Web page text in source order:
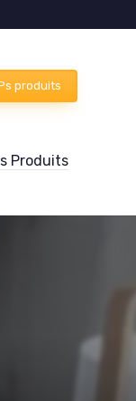
produits
Produits